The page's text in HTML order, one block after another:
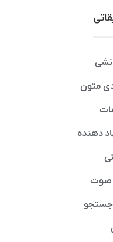
متون
دهنده
صوت
جستجو